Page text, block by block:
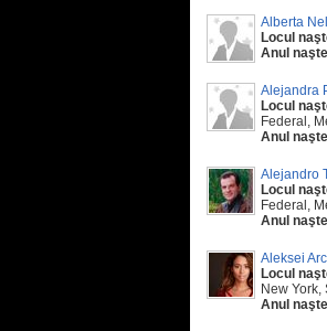
Alberta
Locul
Anul
Alejandra
Locul
Federal,
Anul
Alejandro
Locul
Federal,
Anul
Aleksei
Locul
New York,
Anul